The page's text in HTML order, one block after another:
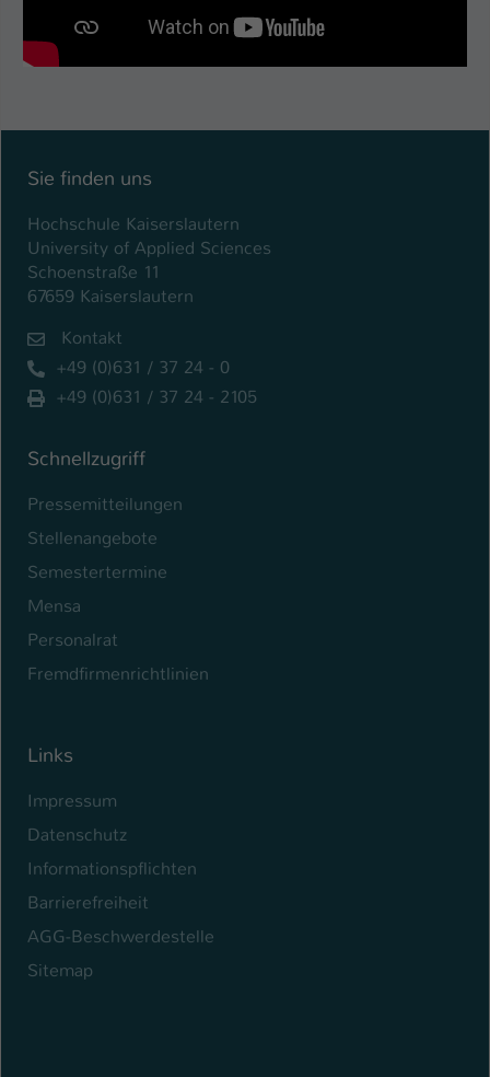
Sie finden uns
Hochschule Kaiserslautern
University of Applied Sciences
Schoenstraße 11
67659 Kaiserslautern
Kontakt
+49 (0)631 / 37 24 - 0
+49 (0)631 / 37 24 - 2105
Schnellzugriff
Pressemitteilungen
Stellenangebote
Semestertermine
Mensa
Personalrat
Fremdfirmenrichtlinien
Links
Impressum
Datenschutz
Informationspflichten
Barrierefreiheit
AGG-Beschwerdestelle
Sitemap